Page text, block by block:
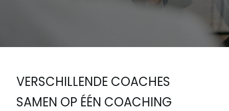
VERSCHILLENDE COACHES
SAMEN OP ÉÉN COACHING